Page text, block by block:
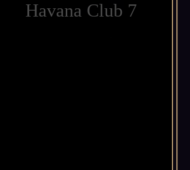
Havana Club 7